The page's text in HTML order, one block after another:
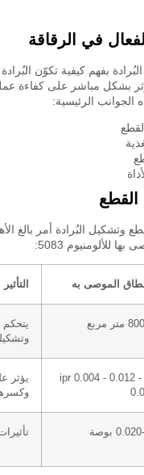
في الرقاقة
بفهم كيفية تكوّن البُرادة
بشكل مباشر على كفاءة
الجوانب الرئيسية:
وتشكيل البُرادة أمر بالغ
للألومنيوم 5083:
الموصى به
مربع
يتحكم
0.004 - 0.012 ipr 0.004 -
يؤثر
بوصة